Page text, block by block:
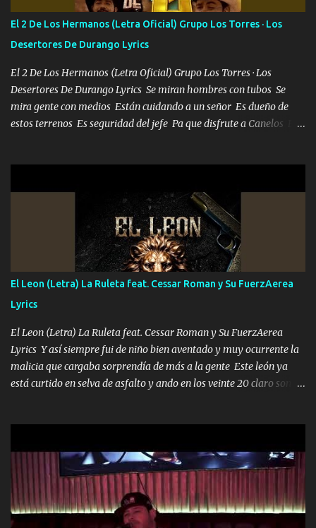
escribiendo y la otra me va a llamar Quiere que vaya a verla y que
la invite a cenar Otras más me están pidiendo que las saque a
bailar Pero es que tengo un par de conciertos más que llenar Se
mueven solo por el interés P...
El 2 De Los Hermanos (Letra Oficial) Grupo Los Torres · Los
Desertores De Durango Lyrics
El 2 De Los Hermanos (Letra Oficial) Grupo Los Torres · Los
Desertores De Durango Lyrics Se miran hombres con tubos Se
mira gente con medios Están cuidando a un señor Es dueño de
estos terrenos Es seguridad del jefe Pa que disfrute a Canelos Es
ni tampoco las mujeres porque es platica de grandes por eso hay
que estar alegres doy las instrucciones para atender los deberes
Música Si es que salta algún problema de confianza tengo gente
ahí está el Hombre Cuarenta y también Pariente 7 arreglan
cualquier problema no más es cuestión que ordené NOS HACE
FALTA UN HERMANO DE CLAVE ERA EL 24 SIEMPRE FUE UN
HOMBRE VALIENTE POR ALGO M'URIÓ PELEAND0 SIEMPRE
VIO POR LA FAMILIA PARA QUE SIGA EL LEGADO Es el DOS de
los HERMANOS un cerebro inteligente y com...
El Leon (Letra) La Ruleta feat. Cessar Roman y Su FuerzAerea
Lyrics
El Leon (Letra) La Ruleta feat. Cessar Roman y Su FuerzAerea
Lyrics Y así siempre fui de niño bien aventado y muy ocurrente la
malicia que cargaba sorprendía de más a la gente Este león ya
está curtido en selva de asfalto y ando en los veinte 20 claro son
pa más pues hay charola les voy a dar hasta topar pues no hay de
otra Música Surcando bien mi camino voy por mi línea no veo a
los lados aquel que no corre vuela no se me duerm voy chicoteado
Ya pasé varias hazañas ya tienen rato que me agarran el colmillo
de este León los estatales no sé esperaron Al tiro esta la PrimiZa